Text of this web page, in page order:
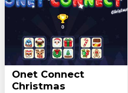
Onet Connect
Christmas